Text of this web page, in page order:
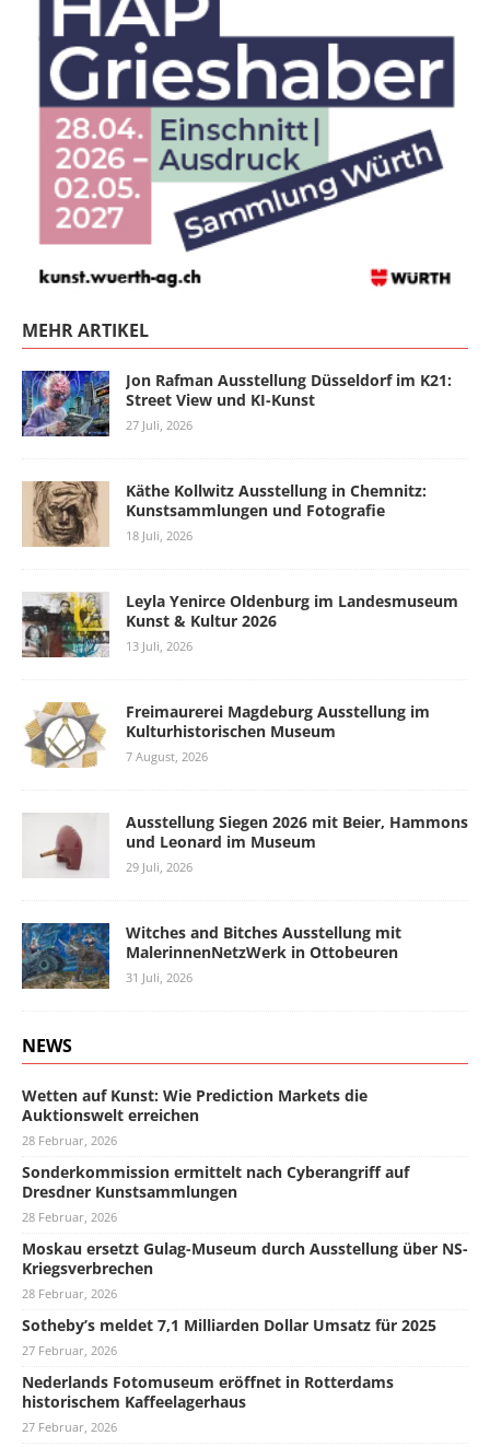
MEHR ARTIKEL
Jon Rafman Ausstellung Düsseldorf im K21:
Street View und KI-Kunst
27 Juli, 2026
Käthe Kollwitz Ausstellung in Chemnitz:
Kunstsammlungen und Fotografie
18 Juli, 2026
Leyla Yenirce Oldenburg im Landesmuseum
Kunst & Kultur 2026
13 Juli, 2026
Freimaurerei Magdeburg Ausstellung im
Kulturhistorischen Museum
7 August, 2026
Ausstellung Siegen 2026 mit Beier, Hammons
und Leonard im Museum
29 Juli, 2026
Witches and Bitches Ausstellung mit
MalerinnenNetzWerk in Ottobeuren
31 Juli, 2026
NEWS
Wetten auf Kunst: Wie Prediction Markets die
Auktionswelt erreichen
28 Februar, 2026
Sonderkommission ermittelt nach Cyberangriff auf
Dresdner Kunstsammlungen
28 Februar, 2026
Moskau ersetzt Gulag-Museum durch Ausstellung über NS-
Kriegsverbrechen
28 Februar, 2026
Sotheby’s meldet 7,1 Milliarden Dollar Umsatz für 2025
27 Februar, 2026
Nederlands Fotomuseum eröffnet in Rotterdams
historischem Kaffeelagerhaus
27 Februar, 2026